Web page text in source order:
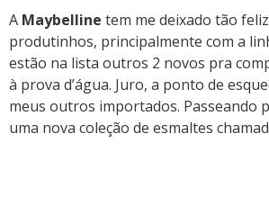
A Maybelline tem me deixado tão
produtinhos, principalmente com a
estão na lista outros 2 novos pra
à prova d’água. Juro, a ponto de
meus outros importados. Passeando
uma nova coleção de esmaltes